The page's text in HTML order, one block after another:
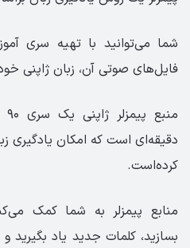
شما می‌توانید با تهیه سری
فایل‌های صوتی آن، زبان ژاپنی
دقیقه‌ای ا‌ست که امکان یادگیری
کرده‌است.
منابع پیمزلر به شما کمک
بسازید، کلمات جدید یاد بگیرید